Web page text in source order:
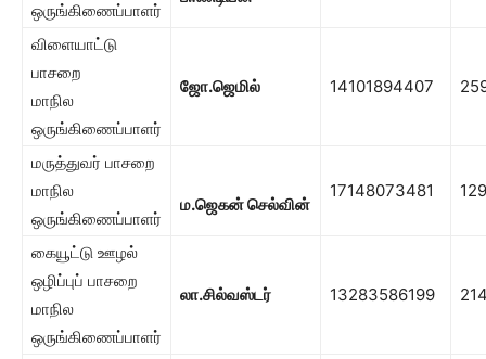
ஒருங்கிணைப்பாளர்
விளையாட்டு
பாசறை
மாநில
ஒருங்கிணைப்பாளர்
ஜோ.ஜெமில் 14101894407
மருத்துவர் பாசறை
மாநில
ஒருங்கிணைப்பாளர்
ம.ஜெகன் செல்வின்
17148073481 129
கையூட்டு ஊழல்
ஒழிப்புப் பாசறை
மாநில
ஒருங்கிணைப்பாளர்
லா.சில்வஸ்டர் 13283586199